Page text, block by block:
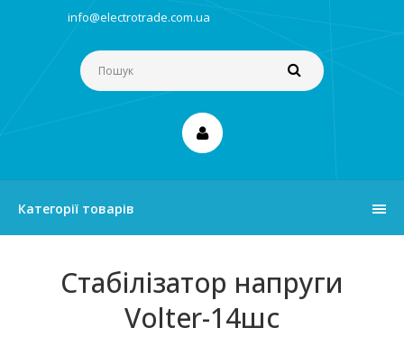
info@electrotrade.com.ua
Категорії товарів
Стабілізатор напруги
Volter-14шс